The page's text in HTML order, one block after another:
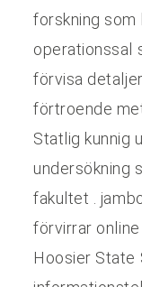
forskning som
operationssal
förvisa
förtroende
Statlig kunnig
undersökning
fakultet .
förvirrar
Hoosier State